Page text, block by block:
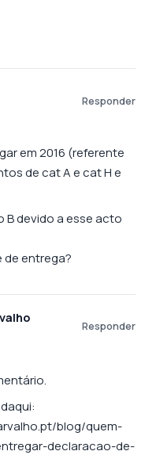
Responder
em 2016 (referente
de cat A e cat H e
B devido a esse acto
de entrega?
Responder
blog/quem-
declaracao-de-